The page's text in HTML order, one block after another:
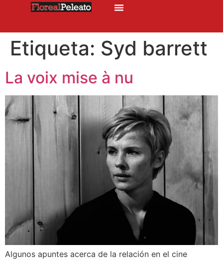
Etiqueta: Syd barrett
La voix mise à nu
Algunos apuntes acerca de la relación en el cine